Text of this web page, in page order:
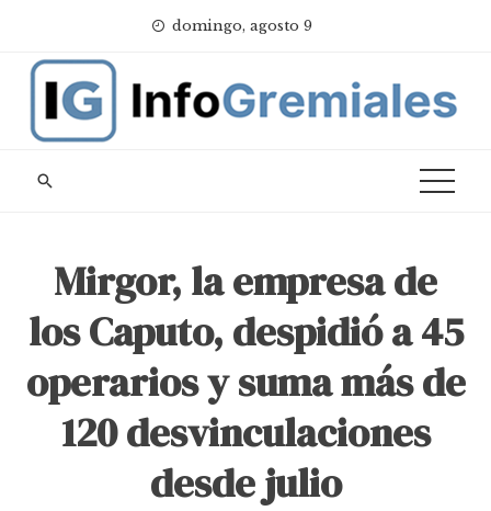
content
domingo, agosto 9
Mirgor, la empresa de
los Caputo, despidió a 45
operarios y suma más de
120 desvinculaciones
desde julio